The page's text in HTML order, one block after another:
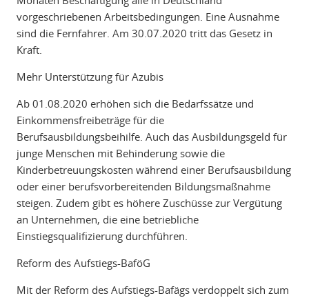
vorgeschriebenen Arbeitsbedingungen. Eine Ausnahme
sind die Fernfahrer. Am 30.07.2020 tritt das Gesetz in
Kraft.
Mehr Unterstützung für Azubis
Ab 01.08.2020 erhöhen sich die Bedarfssätze und
Einkommensfreibeträge für die
Berufsausbildungsbeihilfe. Auch das Ausbildungsgeld für
junge Menschen mit Behinderung sowie die
Kinderbetreuungskosten während einer Berufsausbildung
oder einer berufsvorbereitenden Bildungsmaßnahme
steigen. Zudem gibt es höhere Zuschüsse zur Vergütung
an Unternehmen, die eine betriebliche
Einstiegsqualifizierung durchführen.
Reform des Aufstiegs-BaföG
Mit der Reform des Aufstiegs-Bafägs verdoppelt sich zum